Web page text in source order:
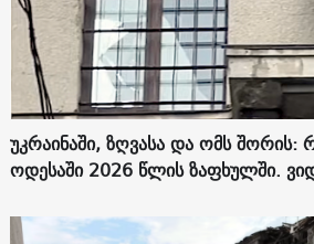
უკრაინაში, ზღვასა და ომს
ოდესაში 2026 წლის ზაფხულში.